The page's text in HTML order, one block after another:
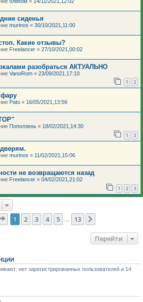
сиденья
murinos « 30/10/2021,11:00
Какие отзывы?
Freelancer « 27/10/2021,00:02
разобраться АКТУАЛЬНО
VanoRom « 23/09/2021,17:10
1 2
фару
Pato « 16/05/2021,13:56
Поползень « 18/02/2021,14:30
1 2
murinos « 11/02/2021,15:06
не возвращаются назад
Freelancer « 04/02/2021,21:02
1 2 3
Страница из 13
1 2 3 4 5 13
Перейти
нет зарегистрированных пользователей и 14